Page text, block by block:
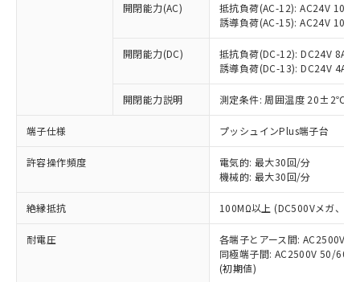
開閉能力(AC)
抵抗負荷(AC-12): AC24V 10A/
誘導負荷(AC-15): AC24V
開閉能力(DC)
抵抗負荷(DC-12): DC24V 8A/
誘導負荷(DC-13): DC24V 4A/
開閉能力説明 測定条件: 周囲温度 20±2℃、
端子仕様 プッシュインPlus端子台
許容操作頻度
電気的: 最大30回/分
機械的: 最大30回/分
絶縁抵抗 100MΩ以上 (DC500Vメガ、点
耐電圧
各端子とアース間: AC2500V
同極端子間: AC2500V 50/
(初期値)
以下の条件をお読みいただき、同意のうえ
ご利用ください。
本サービスは、当社制御機器事業取扱
商品の当社在庫状況および標準価格
(税抜)を提供させていただくもので
当社制御機器事業取扱商品の中には、
本サービスの対象外となる商品もある
ことをご了承ください。
在庫状況および標準価格照会結果は、
記載している更新日時点での社内デー
タに基づき作成されるものであり、閲
覧された時点での実際の在庫および標
準価格とは異なる場合があることをご
対応予定なし：EU RoHS指令（10物質）の
非含有に非対応の商品で、対応品を出す予
定はありません。
調査・確認中：EU RoHS指令（10物質）の
非含有の対応状況を調査中または確認中の
非該当品：ライセンス料など無形物で、有
害物質有無と関係のない商品です。
仕入先様の事情により、非含有部品として
いたものが、含有品と判明した場合などや
むを得ず変更することがあります。
六価クロム(Cr(Ⅵ)) 1000ppm以下、ポリ臭化ビフェニル
類(PBB) 1000ppm以下、ポリ臭化ジフェニルエーテル類
「○」：最大均質材料含有率が中国RoHSの
基準値以下であることを示します。
「×」：最大均質材料含有率が中国RoHSの
基準値を超えていることを示します。
「－」：未確認です。当社販売部門へお問
*中国RoHS10物質の基準値 (GB/T26572)：
Pb(鉛) :1000ppm、 Hg(水銀) : 1000ppm、 Cd(カドミウ
Cr(Ⅵ)(六価クロム) : 1000ppm、 PBBs(ポリ臭化ビフェ
当社は、これら貴社製品のうち、外国
為替および外国貿易法に定める商品
（以下｢規制貨物等」という）を輸出
または国外への提供する場合は、日本
国政府の輸出許可(または役務取引許
可)を取得するなどの必要な手続きを